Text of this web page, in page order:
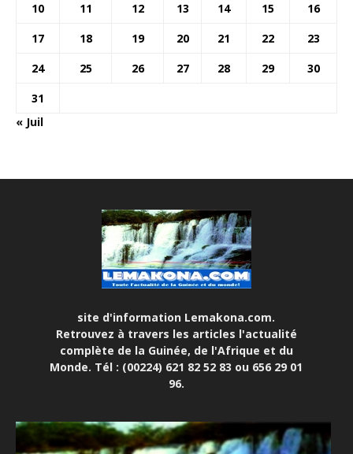
10
11 12 13 14 15
16
17
18 19 20 21 22
23
24
25 26 27 28 29
30
31
« Juil
site d'information Lemakona.com.
Retrouvez à travers les articles l'actualité
complète de la Guinée, de l'Afrique et du
Monde. Tél : (00224) 621 82 52 83 ou 656 29 01
96.